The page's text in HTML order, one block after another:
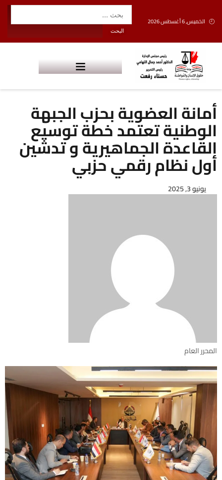
الخميس, 6 أغسطس 2026
أمانة العضوية بحزب الجبهة
الوطنية تعتمد خطة توسيع
القاعدة الجماهيرية و تدشين
أول نظام رقمي حزبي
يونيو 3, 2025
المحرر العام